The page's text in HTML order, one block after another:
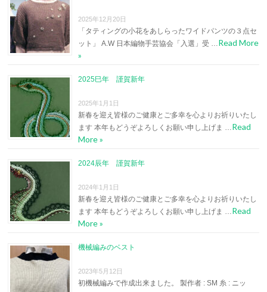
2025年12月20日
「タティングの小花をあしらったワイドパンツの３点セ
ット」 A.W 日本編物手芸協会「入選」受 … Read More
»
2025巳年 謹賀新年
2025年1月1日
新春を迎え皆様のご健康とご多幸を心よりお祈りいたし
ます 本年もどうぞよろしくお願い申し上げま … Read
More »
2024辰年 謹賀新年
2024年1月1日
新春を迎え皆様のご健康とご多幸を心よりお祈りいたし
ます 本年もどうぞよろしくお願い申し上げま … Read
More »
機械編みのベスト
2023年5月12日
初機械編みで作成出来ました。 製作者 : SM 糸 : ニッ